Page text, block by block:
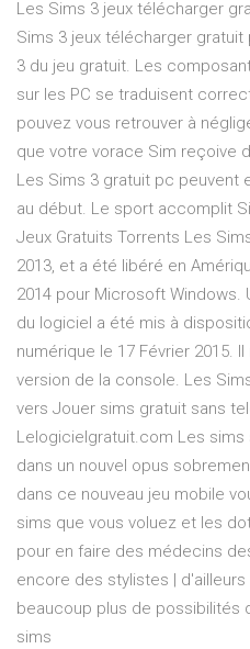
Les Sims 3 jeux télécharger
Sims 3 jeux télécharger
3 du jeu gratuit. Les
sur les PC se traduisent
pouvez vous retrouver à
que votre vorace Sim reçoive
Les Sims 3 gratuit pc peuvent
au début. Le sport accomplit
Jeux Gratuits Torrents Les
2013, et a été libéré en
2014 pour Microsoft
du logiciel a été mis à
numérique le 17 Février 2015.
version de la console. Les
vers Jouer sims gratuit sans
Lelogicielgratuit.com Les
dans un nouvel opus
dans ce nouveau jeu mobile
sims que vous voluez et les
pour en faire des médecins
encore des stylistes |
beaucoup plus de possibilités
sims